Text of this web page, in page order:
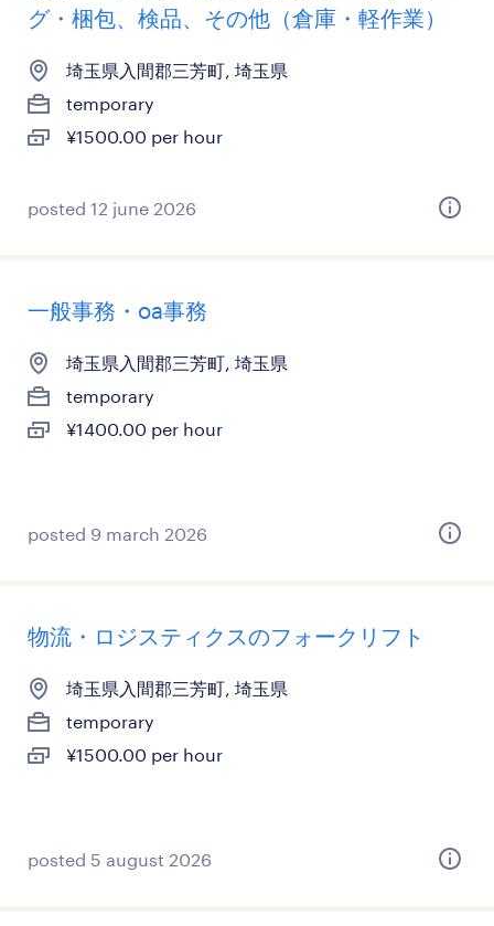
グ・梱包、検品、その他（倉庫・軽作業）
埼玉県入間郡三芳町, 埼玉県
temporary
¥1500.00 per hour
posted 12 june 2026
一般事務・oa事務
埼玉県入間郡三芳町, 埼玉県
temporary
¥1400.00 per hour
posted 9 march 2026
物流・ロジスティクスのフォークリフト
埼玉県入間郡三芳町, 埼玉県
temporary
¥1500.00 per hour
posted 5 august 2026